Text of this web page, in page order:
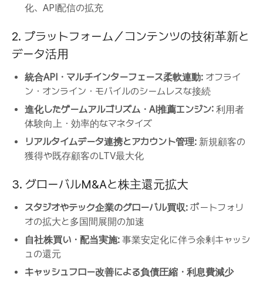
化、API配信の拡充
2. プラットフォーム／コンテンツの技術革新と
データ活用
統合API・マルチインターフェース柔軟連動: オフライ
ン・オンライン・モバイルのシームレスな接続
進化したゲームアルゴリズム・AI推薦エンジン: 利用者
体験向上・効率的なマネタイズ
リアルタイムデータ連携とアカウント管理: 新規顧客の
獲得や既存顧客のLTV最大化
3. グローバルM&Aと株主還元拡大
スタジオやテック企業のグローバル買収: ポートフォリ
オの拡大と多国間展開の加速
自社株買い・配当実施: 事業安定化に伴う余剰キャッシ
ュの還元
キャッシュフロー改善による負債圧縮・利息費減少